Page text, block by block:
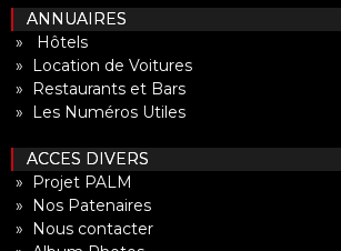
ANNUAIRES
» Hôtels
» Location de Voitures
» Restaurants et Bars
» Les Numéros Utiles
ACCES DIVERS
» Projet PALM
» Nos Patenaires
» Nous contacter